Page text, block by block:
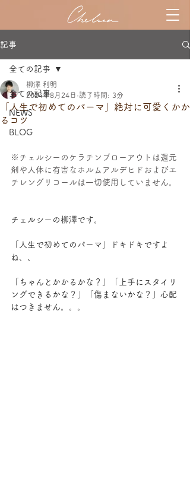
記事
全ての記事
NEWS
BLOG
全ての記事
「人生で初めてのパーマ」絶対に可愛くかか
るコツ
柳澤 利明
2024年8月24日 読了時間: 3分
※チェルシーのケラチンブローアウトは還元
剤や人体に有害なホルムアルデヒドおよびエ
チレングリコールは一切使用していません。
チェルシーの柳澤です。
「人生で初めてのパーマ」ドキドキですよ
ね、、
「ちゃんとかかるかな？」「上手にスタイリ
ングできるかな？」「傷まないかな？」心配
はつきません。。。